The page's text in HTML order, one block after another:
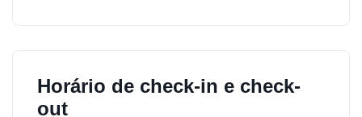
Horário de check-in e check-
out